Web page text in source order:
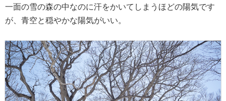
一面の雪の森の中なのに汗をかいてしまうほどの陽気です
が、青空と穏やかな陽気がいい。